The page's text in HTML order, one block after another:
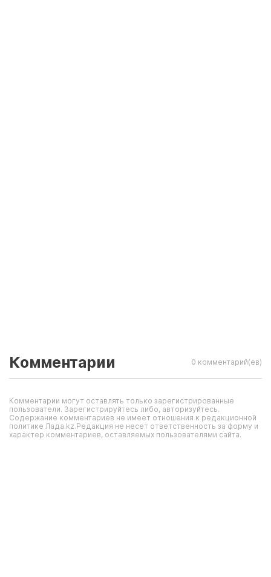
Комментарии 0 комментарий(ев)
Комментарии могут оставлять только зарегистрированные
пользователи. Зарегистрируйтесь либо, авторизуйтесь.
Содержание комментариев не имеет отношения к редакционной
политике Лада.kz.Редакция не несет ответственность за форму и
характер комментариев, оставляемых пользователями сайта.